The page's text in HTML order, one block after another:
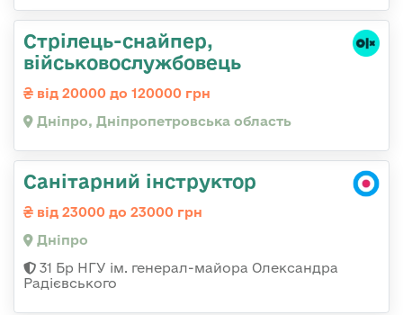
Стрілець-снайпер,
військовослужбовець
від 20000 до 120000 грн
Дніпро, Дніпропетровська область
Санітарний інструктор
від 23000 до 23000 грн
Дніпро
31 Бр НГУ ім. генерал-майора Олександра
Радієвського